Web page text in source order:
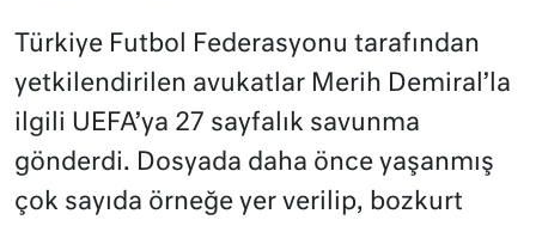
Türkiye Futbol Federasyonu tarafından
yetkilendirilen avukatlar Merih Demiral’la
ilgili UEFA’ya 27 sayfalık savunma
gönderdi. Dosyada daha önce yaşanmış
çok sayıda örneğe yer verilip, bozkurt